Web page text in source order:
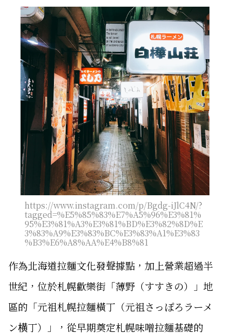
https://www.instagram.com/p/Bgdg-iJlC4N/?
tagged=%E5%85%83%E7%A5%96%E3%81%
95%E3%81%A3%E3%81%BD%E3%82%8D%E
3%83%A9%E3%83%BC%E3%83%A1%E3%83
%B3%E6%A8%AA%E4%B8%81
作為北海道拉麵文化發聲據點，加上營業超過半
世紀，位於札幌歡樂街「薄野（すすきの）」地
區的「元祖札幌拉麵橫丁（元祖さっぽろラーメ
ン横丁）」，從早期奠定札幌味噌拉麵基礎的